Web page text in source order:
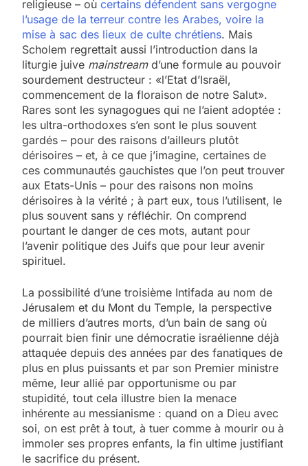
religieuse – où certains défendent sans vergogne
l’usage de la terreur contre les Arabes, voire la
mise à sac des lieux de culte chrétiens. Mais
Scholem regrettait aussi l’introduction dans la
liturgie juive mainstreamd’une formule au pouvoir
sourdement destructeur : «l’Etat d’Israël,
commencement de la floraison de notre Salut».
Rares sont les synagogues qui ne l’aient adoptée :
les ultra-orthodoxes s’en sont le plus souvent
gardés – pour des raisons d’ailleurs plutôt
dérisoires – et, à ce que j’imagine, certaines de
ces communautés gauchistes que l’on peut trouver
aux Etats-Unis – pour des raisons non moins
dérisoires à la vérité ; à part eux, tous l’utilisent, le
plus souvent sans y réfléchir. On comprend
pourtant le danger de ces mots, autant pour
l’avenir politique des Juifs que pour leur avenir
spirituel.
La possibilité d’une troisième Intifada au nom de
Jérusalem et du Mont du Temple, la perspective
de milliers d’autres morts, d’un bain de sang où
pourrait bien finir une démocratie israélienne déjà
attaquée depuis des années par des fanatiques de
plus en plus puissants et par son Premier ministre
même, leur allié par opportunisme ou par
stupidité, tout cela illustre bien la menace
inhérente au messianisme : quand on a Dieu avec
soi, on est prêt à tout, à tuer comme à mourir ou à
immoler ses propres enfants, la fin ultime justifiant
le sacrifice du présent.